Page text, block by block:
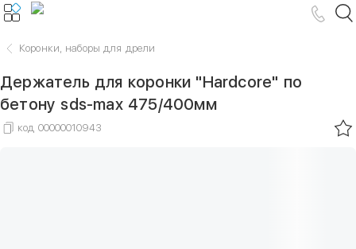
Коронки, наборы для дрели
Держатель для коронки "Hardcore" по
бетону sds-max 475/400мм
код 00000010943